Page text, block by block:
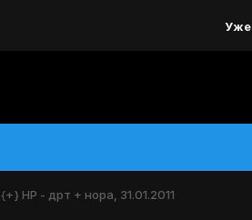
Уже
{+} НР - дрт + нора, 31.01.2011